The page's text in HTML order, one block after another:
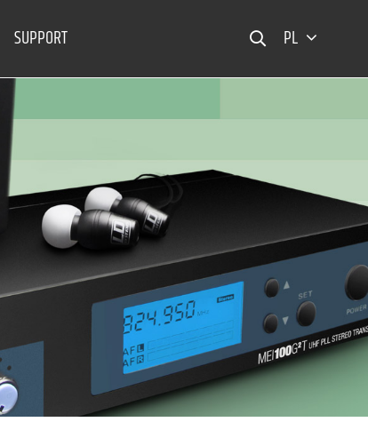
SUPPORT PL